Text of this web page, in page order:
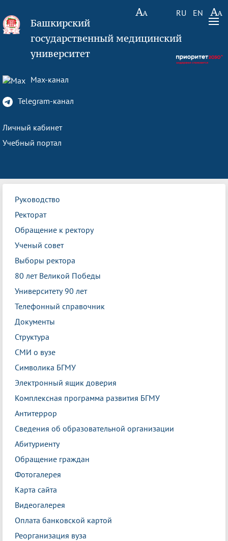
RU EN
Башкирский
государственный медицинский
университет
Max-канал
Telegram-канал
Личный кабинет
Учебный портал
Руководство
Ректорат
Обращение к ректору
Ученый совет
Выборы ректора
80 лет Великой Победы
Университету 90 лет
Телефонный справочник
Документы
Структура
СМИ о вузе
Символика БГМУ
Электронный ящик доверия
Комплексная программа развития БГМУ
Антитеррор
Сведения об образовательной организации
Абитуриенту
Обращение граждан
Фотогалерея
Карта сайта
Видеогалерея
Оплата банковской картой
Реорганизация вуза